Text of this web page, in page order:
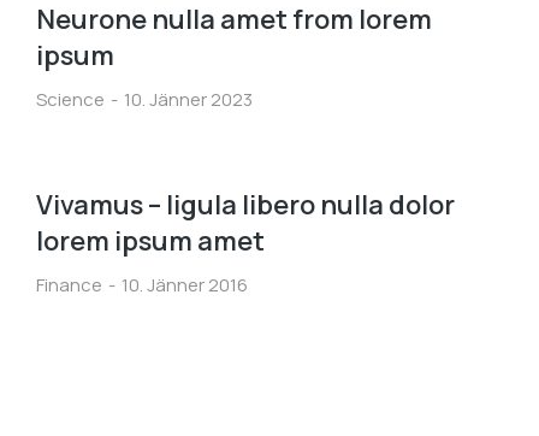
Neurone nulla amet from lorem
ipsum
Science 10. Jänner 2023
Vivamus – ligula libero nulla dolor
lorem ipsum amet
Finance 10. Jänner 2016